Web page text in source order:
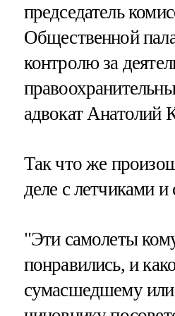
председатель
Общественной
контролю за
адвокат Анатолий
Так что же
деле с летчиками
"Эти самолеты
понравились, и
сумасшедшему или